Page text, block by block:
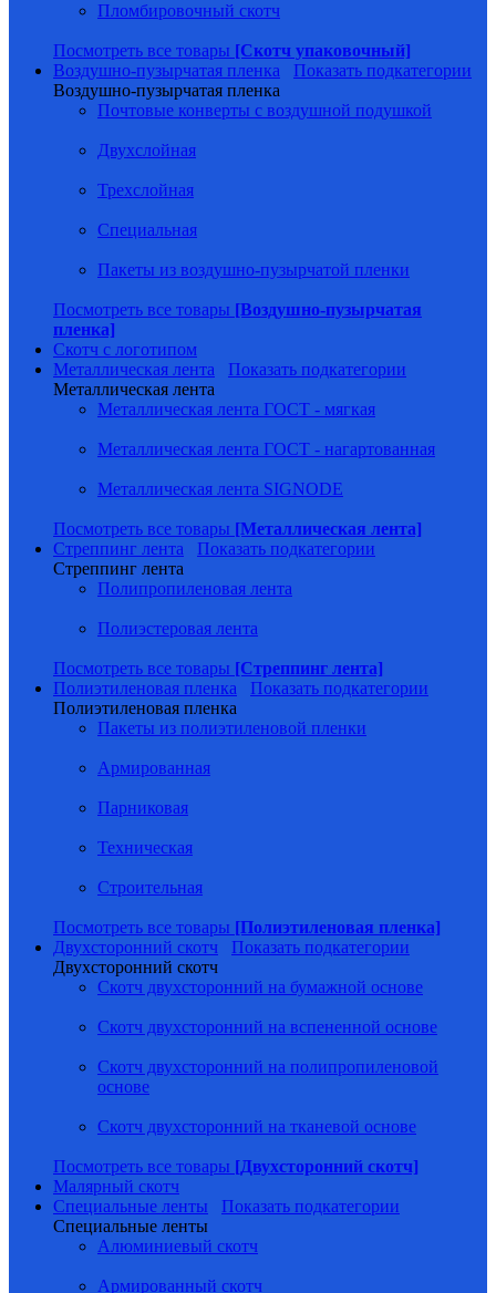
Пломбировочный скотч
Посмотреть все товары [Скотч упаковочный]
Воздушно-пузырчатая пленка
Показать подкатегории
Воздушно-пузырчатая пленка
Почтовые конверты с воздушной подушкой
Двухслойная
Трехслойная
Специальная
Пакеты из воздушно-пузырчатой пленки
Посмотреть все товары [Воздушно-пузырчатая
пленка]
Скотч с логотипом
Металлическая лента
Показать подкатегории
Металлическая лента
Металлическая лента ГОСТ - мягкая
Металлическая лента ГОСТ - нагартованная
Металлическая лента SIGNODE
Посмотреть все товары [Металлическая лента]
Стреппинг лента
Показать подкатегории
Стреппинг лента
Полипропиленовая лента
Полиэстеровая лента
Посмотреть все товары [Стреппинг лента]
Полиэтиленовая пленка
Показать подкатегории
Полиэтиленовая пленка
Пакеты из полиэтиленовой пленки
Армированная
Парниковая
Техническая
Строительная
Посмотреть все товары [Полиэтиленовая пленка]
Двухсторонний скотч
Показать подкатегории
Двухсторонний скотч
Скотч двухсторонний на бумажной основе
Скотч двухсторонний на вспененной основе
Скотч двухсторонний на полипропиленовой
основе
Скотч двухсторонний на тканевой основе
Посмотреть все товары [Двухсторонний скотч]
Малярный скотч
Специальные ленты
Показать подкатегории
Специальные ленты
Алюминиевый скотч
Армированный скотч